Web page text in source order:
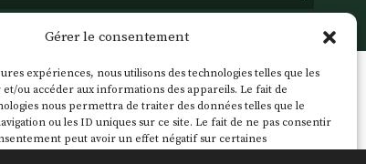
Gérer le consentement
expériences, nous utilisons des technologies telles que les
ou accéder aux informations des appareils. Le fait de
nous permettra de traiter des données telles que le
ou les ID uniques sur ce site. Le fait de ne pas consentir
peut avoir un effet négatif sur certaines